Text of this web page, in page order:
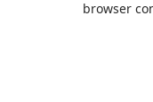
browser